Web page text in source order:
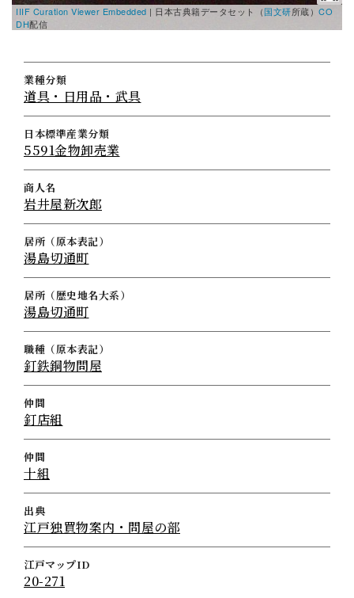
IIIF Curation Viewer Embedded | 日本古典籍データセット（国文研所蔵） CO
DH配信
業種分類
道具・日用品・武具
日本標準産業分類
5591金物卸売業
商人名
岩井屋新次郎
居所（原本表記）
湯島切通町
居所（歴史地名大系）
湯島切通町
職種（原本表記）
釘鉄銅物問屋
仲間
釘店組
仲間
十組
出典
江戸独買物案内・問屋の部
江戸マップID
20-271